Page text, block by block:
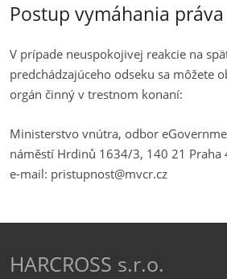
Postup vymáhania práva
V prípade neuspokojivej reakcie na
predchádzajúceho odseku sa môžete
orgán činný v trestnom konaní:
Ministerstvo vnútra, odbor
náměstí Hrdinů 1634/3, 140 21 Praha
e-mail: pristupnost@mvcr.cz
HARCROSS s.r.o.